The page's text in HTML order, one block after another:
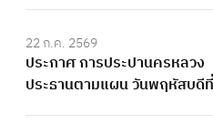
22 ก.ค. 2569
ประกาศ การประปานครหลว
ประธานตามแผน วันพฤหัสบดี